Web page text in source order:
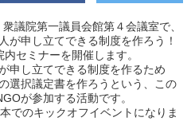
議院第一議員会館第４会議室で、
が申し立てできる制度を作ろう！
セミナーを開催します。
申し立てできる制度を作るため
選択議定書を作ろうという、この
が参加する活動です。
でのキックオフイベントになりま